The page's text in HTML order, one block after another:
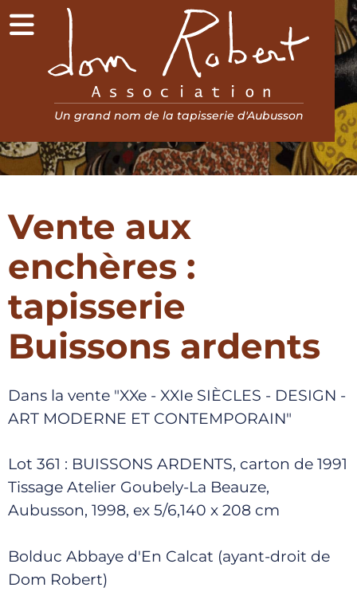
Menu
Association Dom Robert
Un grand nom de la tapisserie d'Aubusson
Vente aux
enchères :
tapisserie
Buissons ardents
Dans la vente "XXe - XXIe SIÈCLES - DESIGN -
ART MODERNE ET CONTEMPORAIN"
Lot 361 : BUISSONS ARDENTS, carton de 1991
Tissage Atelier Goubely-La Beauze,
Aubusson, 1998, ex 5/6,140 x 208 cm
Bolduc Abbaye d'En Calcat (ayant-droit de
Dom Robert)